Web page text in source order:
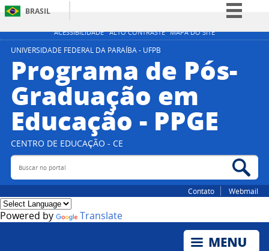
ACESSIBILIDADE ALTO CONTRASTE MAPA DO SITE
BRASIL
Simplifique!
Participe
Legislação
Canais
UNIVERSIDADE FEDERAL DA PARAÍBA - UFPB
Programa de Pós-
Graduação em
Educação - PPGE
CENTRO DE EDUCAÇÃO - CE
Buscar no portal
Contato Webmail
Powered by Translate